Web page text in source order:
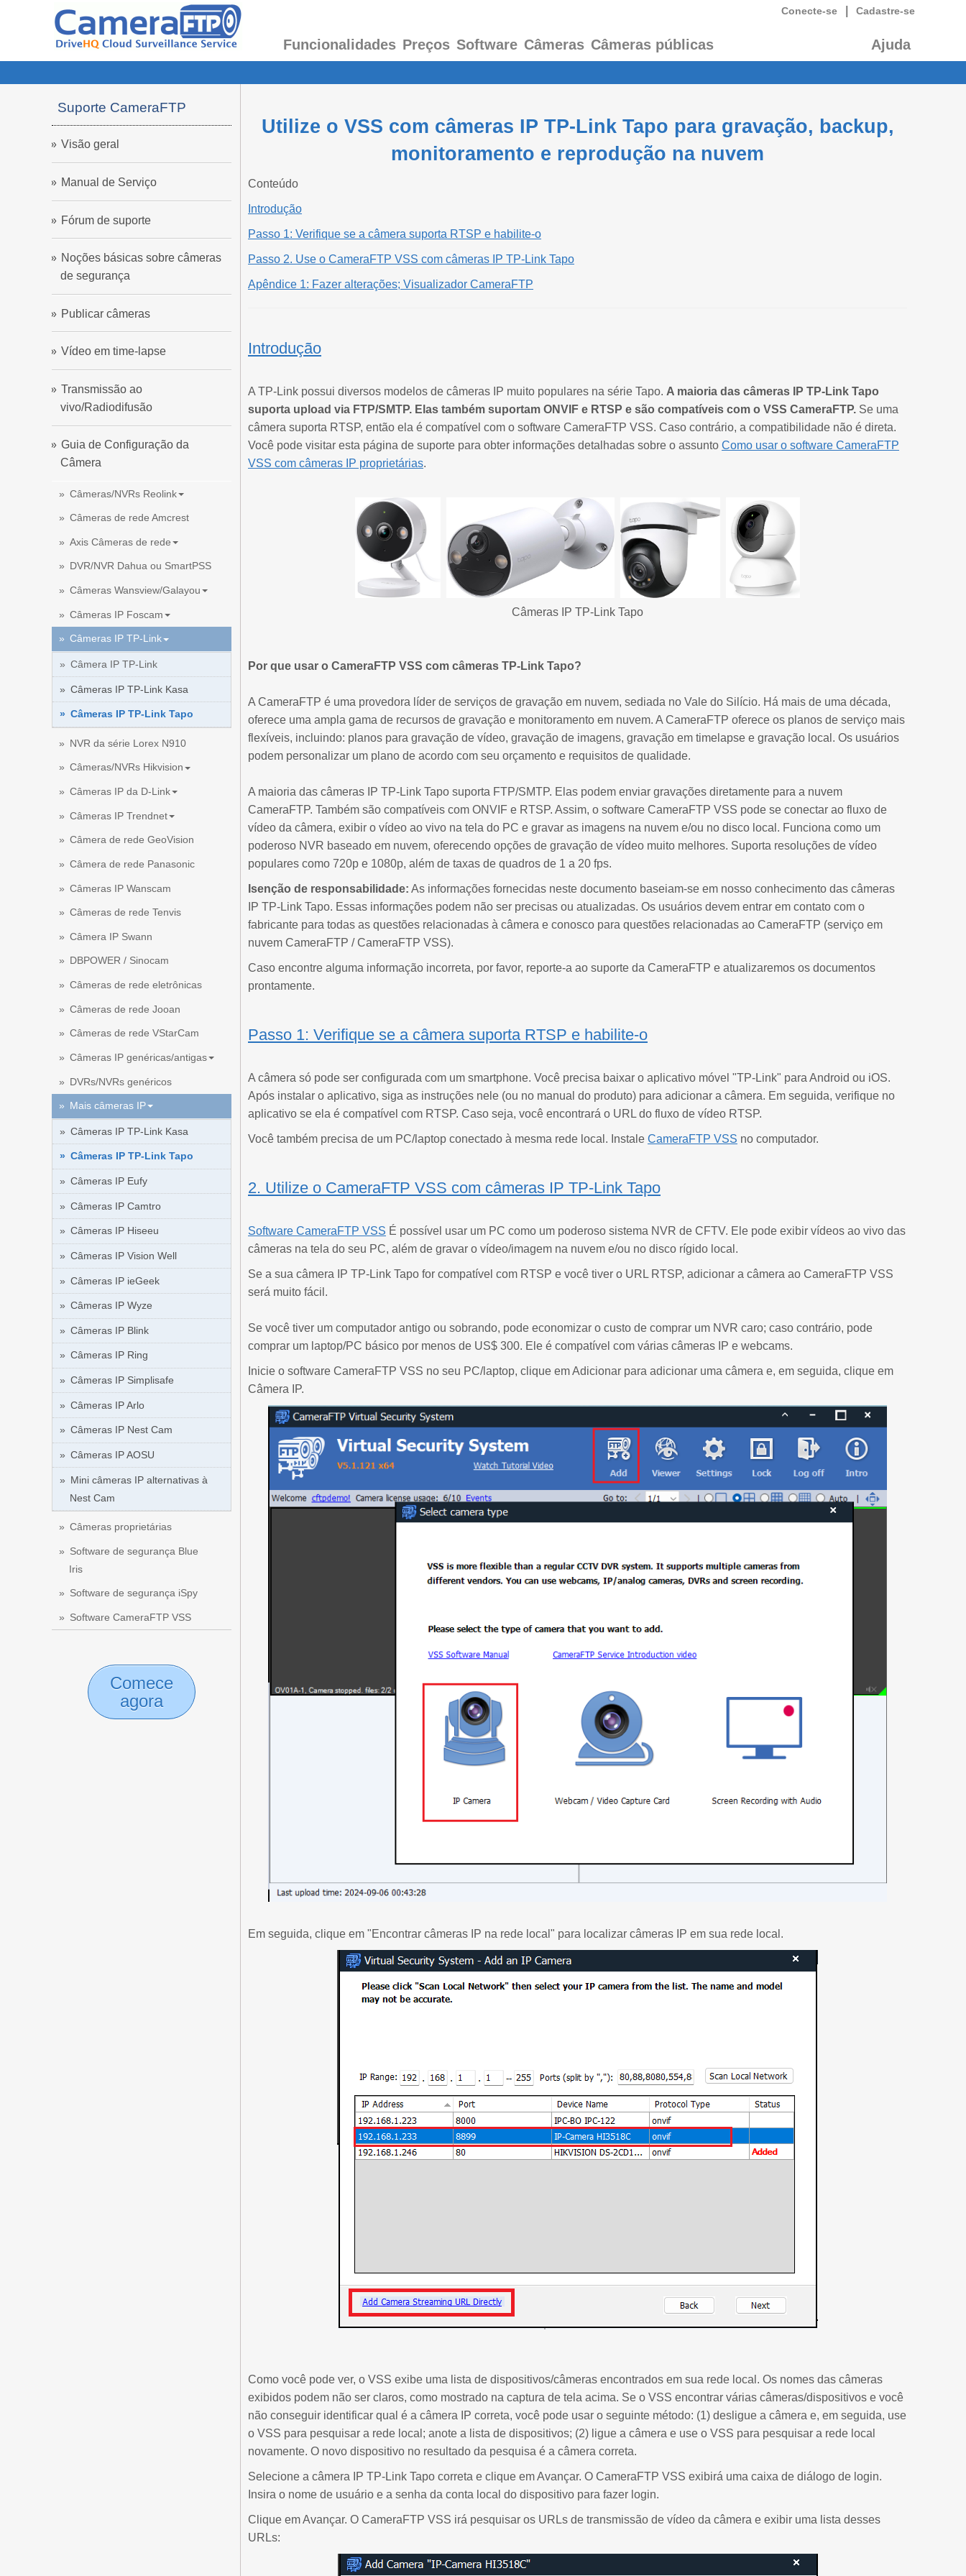
Conecte-se Cadastre-se
Funcionalidades Preços Software Câmeras Câmeras públicas Ajuda
Suporte CameraFTP
Visão geral
Manual de Serviço
Fórum de suporte
Noções básicas sobre câmeras
de segurança
Publicar câmeras
Vídeo em time-lapse
Transmissão ao
vivo/Radiodifusão
Guia de Configuração da
Câmera
Câmeras/NVRs Reolink
Câmeras de rede Amcrest
Axis Câmeras de rede
DVR/NVR Dahua ou SmartPSS
Câmeras Wansview/Galayou
Câmeras IP Foscam
Câmeras IP TP-Link
Câmera IP TP-Link
Câmeras IP TP-Link Kasa
Câmeras IP TP-Link Tapo
NVR da série Lorex N910
Câmeras/NVRs Hikvision
Câmeras IP da D-Link
Câmeras IP Trendnet
Câmera de rede GeoVision
Câmera de rede Panasonic
Câmeras IP Wanscam
Câmeras de rede Tenvis
Câmera IP Swann
DBPOWER / Sinocam
Câmeras de rede eletrônicas
Câmeras de rede Jooan
Câmeras de rede VStarCam
Câmeras IP genéricas/antigas
DVRs/NVRs genéricos
Mais câmeras IP
Câmeras IP TP-Link Kasa
Câmeras IP TP-Link Tapo
Câmeras IP Eufy
Câmeras IP Camtro
Câmeras IP Hiseeu
Câmeras IP Vision Well
Câmeras IP ieGeek
Câmeras IP Wyze
Câmeras IP Blink
Câmeras IP Ring
Câmeras IP Simplisafe
Câmeras IP Arlo
Câmeras IP Nest Cam
Câmeras IP AOSU
Mini câmeras IP alternativas à
Nest Cam
Câmeras proprietárias
Software de segurança Blue
Iris
Software de segurança iSpy
Software CameraFTP VSS
Comece
agora
Utilize o VSS com câmeras IP TP-Link Tapo para gravação, backup,
monitoramento e reprodução na nuvem
Conteúdo
Introdução
Passo 1: Verifique se a câmera suporta RTSP e habilite-o
Passo 2. Use o CameraFTP VSS com câmeras IP TP-Link Tapo
Apêndice 1: Fazer alterações; Visualizador CameraFTP
Introdução
A TP-Link possui diversos modelos de câmeras IP muito populares na série Tapo. A maioria das câmeras IP TP-Link Tapo
suporta upload via FTP/SMTP. Elas também suportam ONVIF e RTSP e são compatíveis com o VSS CameraFTP. Se uma
câmera suporta RTSP, então ela é compatível com o software CameraFTP VSS. Caso contrário, a compatibilidade não é direta.
Você pode visitar esta página de suporte para obter informações detalhadas sobre o assunto Como usar o software CameraFTP
VSS com câmeras IP proprietárias.
Câmeras IP TP-Link Tapo
Por que usar o CameraFTP VSS com câmeras TP-Link Tapo?
A CameraFTP é uma provedora líder de serviços de gravação em nuvem, sediada no Vale do Silício. Há mais de uma década,
oferece uma ampla gama de recursos de gravação e monitoramento em nuvem. A CameraFTP oferece os planos de serviço mais
flexíveis, incluindo: planos para gravação de vídeo, gravação de imagens, gravação em timelapse e gravação local. Os usuários
podem personalizar um plano de acordo com seu orçamento e requisitos de qualidade.
A maioria das câmeras IP TP-Link Tapo suporta FTP/SMTP. Elas podem enviar gravações diretamente para a nuvem
CameraFTP. Também são compatíveis com ONVIF e RTSP. Assim, o software CameraFTP VSS pode se conectar ao fluxo de
vídeo da câmera, exibir o vídeo ao vivo na tela do PC e gravar as imagens na nuvem e/ou no disco local. Funciona como um
poderoso NVR baseado em nuvem, oferecendo opções de gravação de vídeo muito melhores. Suporta resoluções de vídeo
populares como 720p e 1080p, além de taxas de quadros de 1 a 20 fps.
Isenção de responsabilidade: As informações fornecidas neste documento baseiam-se em nosso conhecimento das câmeras
IP TP-Link Tapo. Essas informações podem não ser precisas ou atualizadas. Os usuários devem entrar em contato com o
fabricante para todas as questões relacionadas à câmera e conosco para questões relacionadas ao CameraFTP (serviço em
nuvem CameraFTP / CameraFTP VSS).
Caso encontre alguma informação incorreta, por favor, reporte-a ao suporte da CameraFTP e atualizaremos os documentos
prontamente.
Passo 1: Verifique se a câmera suporta RTSP e habilite-o
A câmera só pode ser configurada com um smartphone. Você precisa baixar o aplicativo móvel "TP-Link" para Android ou iOS.
Após instalar o aplicativo, siga as instruções nele (ou no manual do produto) para adicionar a câmera. Em seguida, verifique no
aplicativo se ela é compatível com RTSP. Caso seja, você encontrará o URL do fluxo de vídeo RTSP.
Você também precisa de um PC/laptop conectado à mesma rede local. Instale CameraFTP VSS no computador.
2. Utilize o CameraFTP VSS com câmeras IP TP-Link Tapo
Software CameraFTP VSS É possível usar um PC como um poderoso sistema NVR de CFTV. Ele pode exibir vídeos ao vivo das
câmeras na tela do seu PC, além de gravar o vídeo/imagem na nuvem e/ou no disco rígido local.
Se a sua câmera IP TP-Link Tapo for compatível com RTSP e você tiver o URL RTSP, adicionar a câmera ao CameraFTP VSS
será muito fácil.
Se você tiver um computador antigo ou sobrando, pode economizar o custo de comprar um NVR caro; caso contrário, pode
comprar um laptop/PC básico por menos de US$ 300. Ele é compatível com várias câmeras IP e webcams.
Inicie o software CameraFTP VSS no seu PC/laptop, clique em Adicionar para adicionar uma câmera e, em seguida, clique em
Câmera IP.
Em seguida, clique em "Encontrar câmeras IP na rede local" para localizar câmeras IP em sua rede local.
Como você pode ver, o VSS exibe uma lista de dispositivos/câmeras encontrados em sua rede local. Os nomes das câmeras
exibidos podem não ser claros, como mostrado na captura de tela acima. Se o VSS encontrar várias câmeras/dispositivos e você
não conseguir identificar qual é a câmera IP correta, você pode usar o seguinte método: (1) desligue a câmera e, em seguida, use
o VSS para pesquisar a rede local; anote a lista de dispositivos; (2) ligue a câmera e use o VSS para pesquisar a rede local
novamente. O novo dispositivo no resultado da pesquisa é a câmera correta.
Selecione a câmera IP TP-Link Tapo correta e clique em Avançar. O CameraFTP VSS exibirá uma caixa de diálogo de login.
Insira o nome de usuário e a senha da conta local do dispositivo para fazer login.
Clique em Avançar. O CameraFTP VSS irá pesquisar os URLs de transmissão de vídeo da câmera e exibir uma lista desses
URLs: